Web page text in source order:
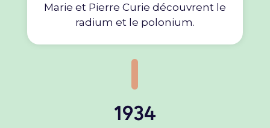
Marie et Pierre Curie découvrent le
radium et le polonium.
1934